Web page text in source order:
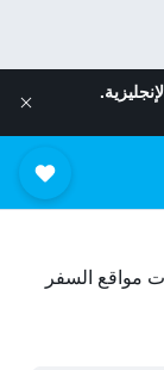
مواقع السفر